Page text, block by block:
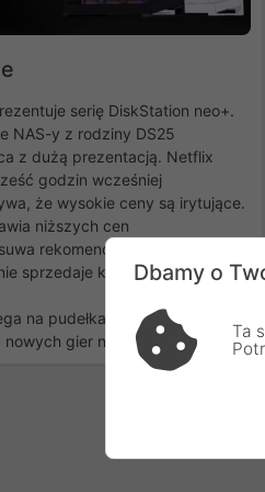
serię DiskStation neo+.
NAS-y z rodziny DS25
z dużą prezentacją. Netflix
godzin wcześniej
że wysokie ceny są irytujące.
niższych cen
rekomendacje 32GB RAM.
sprzedaje komputery Surface z
na pudełkach PS5: od 2028
gier na płytach
Dbamy o
Ta